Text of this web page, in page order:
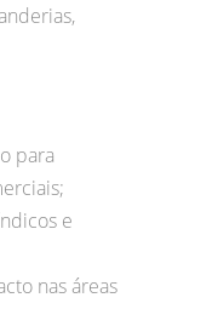
para
e
nas áreas